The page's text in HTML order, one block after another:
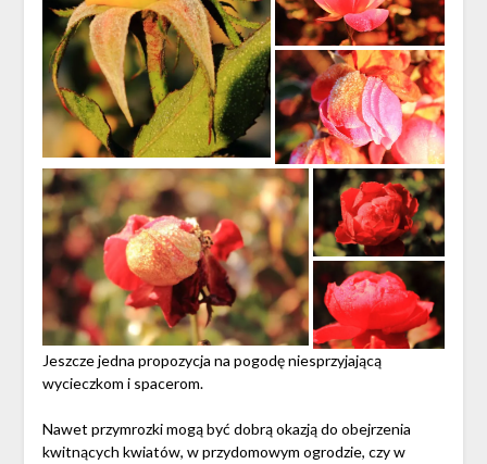
Jeszcze jedna propozycja na pogodę niesprzyjającą
wycieczkom i spacerom.
Nawet przymrozki mogą być dobrą okazją do obejrzenia
kwitnących kwiatów, w przydomowym ogrodzie, czy w